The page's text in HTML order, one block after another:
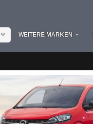
WEITERE MARKEN